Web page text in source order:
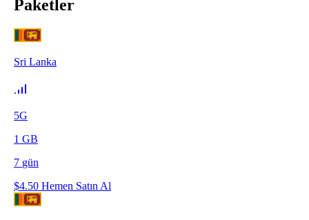
Paketler
Sri Lanka
5G
1 GB
7 gün
$4.50 Hemen Satın Al